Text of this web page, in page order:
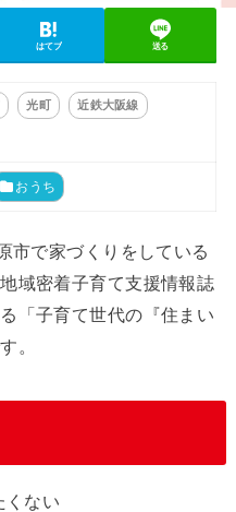
はてブ 送る
光町 近鉄大阪線
おうち
市で家づくりをしている
域密着子育て支援情報誌
「子育て世代の『住まい
。
くない